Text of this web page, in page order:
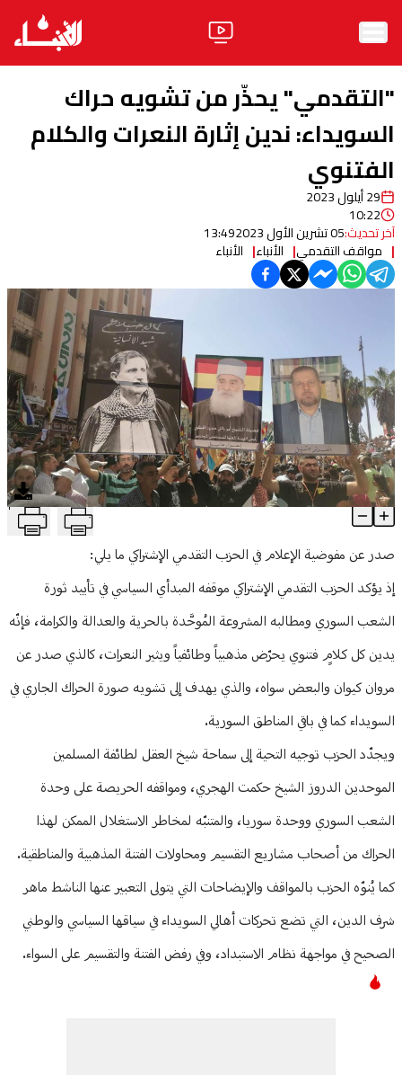
ثقافة ومجتمع
منوعات
آراء
فيديو
مواقف
وليد جنبلاطالحزب
"التقدمي" يحذّر من تشويه حراك
السويداء: ندين إثارة النعرات والكلام
الفتنوي
29 أيلول 2023
10:22
آخر تحديث:05 تشرين الأول 2023 13:49
مواقف التقدمي الأنباء الأنباء
"التقدمي" يحذّر من تشويه حراك السويداء: ندين إثارة النعرات والكلام
T
Article Content
صدر عن مفوضية الإعلام في الحزب التقدمي الإشتراكي ما يلي:
إذ يؤكد الحزب التقدمي الإشتراكي موقفه المبدأي السياسي في تأييد ثورة
الشعب السوري ومطالبه المشروعة المُوحَّدة بالحرية والعدالة والكرامة، فإنّه
يدين كل كلامٍ فتنوي يحرّض مذهبياً وطائفياً ويثير النعرات، كالذي صدر عن
مروان كيوان والبعض سواه، والذي يهدف إلى تشويه صورة الحراك الجاري في
السويداء كما في باقي المناطق السورية.
ويجدّد الحزب توجيه التحية إلى سماحة شيخ العقل لطائفة المسلمين
الموحدين الدروز الشيخ حكمت الهجري، ومواقفه الحريصة على وحدة
الشعب السوري ووحدة سوريا، والمتنبّه لمخاطر الاستغلال الممكن لهذا
الحراك من أصحاب مشاريع التقسيم ومحاولات الفتنة المذهبية والمناطقية.
كما يُنوّه الحزب بالمواقف والإيضاحات التي يتولى التعبير عنها الناشط ماهر
شرف الدين، التي تضع تحركات أهالي السويداء في سياقها السياسي والوطني
الصحيح في مواجهة نظام الاستبداد، وفي رفض الفتنة والتقسيم على السواء.